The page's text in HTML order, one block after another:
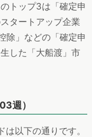
トップ3は「確定申
タートアップ企業
除」などの「確定申
した「大船渡」市
週）
以下の通りです。